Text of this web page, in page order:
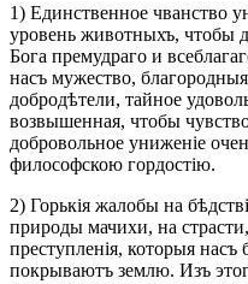
1) Единственное чванство
уровень животныхъ, чтобы
Бога премудраго и
насъ мужество,
добродѣтели, тайное
возвышенная, чтобы
добровольное униженіе
философскою гордостію.
2) Горькія жалобы на
природы мачихи, на
преступленія, которыя насъ
покрываютъ землю. Изъ